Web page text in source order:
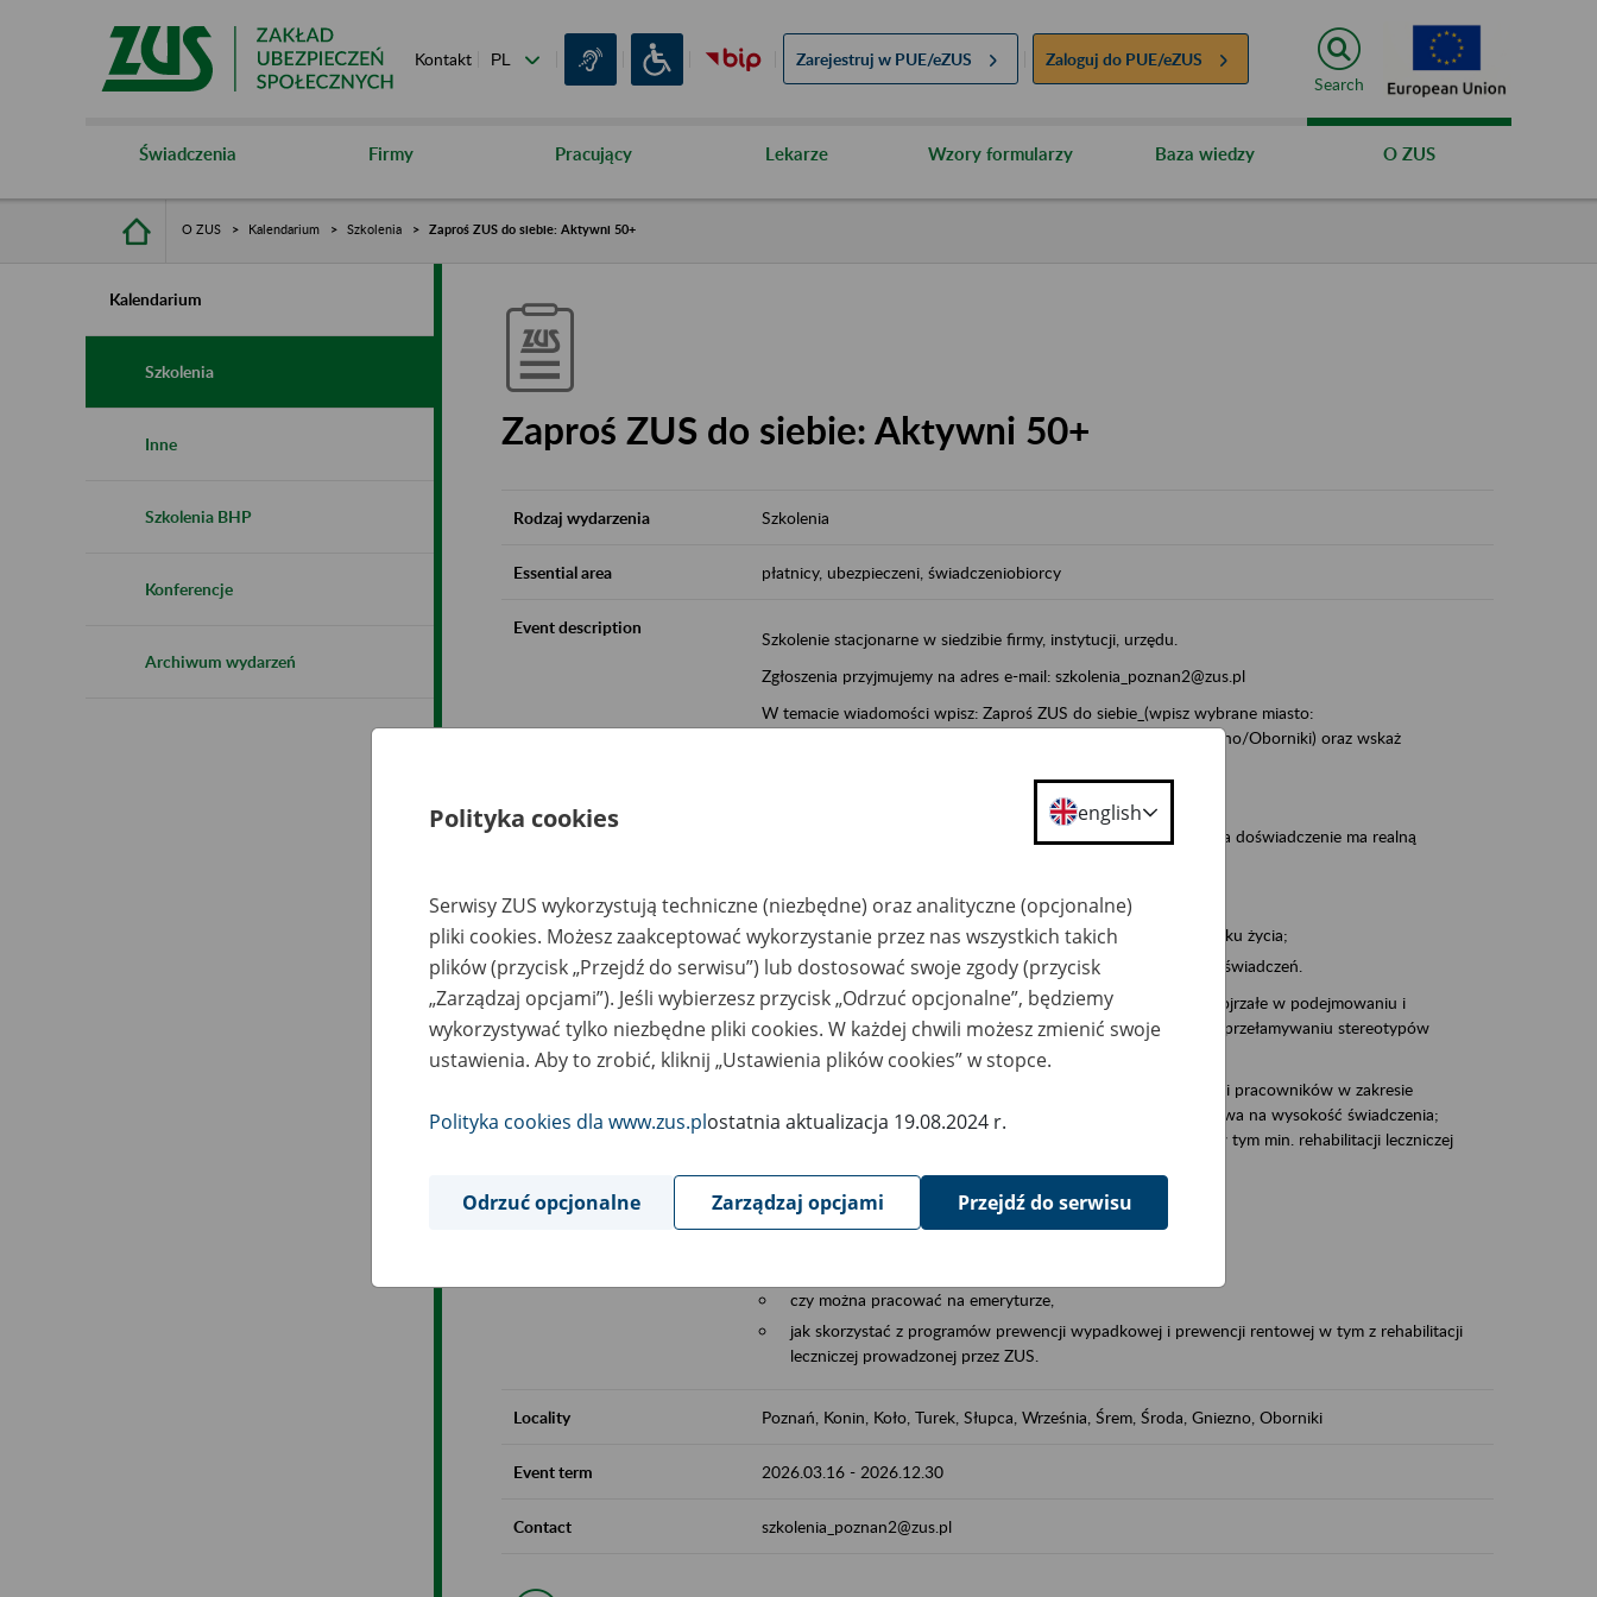
Kontakt Zarejestruj w PUE/eZUS Zaloguj do PUE/eZUS
Search
Świadczenia Firmy Pracujący Lekarze Wzory formularzy Baza wiedzy O ZUS
O ZUS Kalendarium Szkolenia Zaproś ZUS do siebie: Aktywni 50+
Kalendarium
Szkolenia
Inne
Szkolenia BHP
Konferencje
Archiwum wydarzeń
Zaproś ZUS do siebie: Aktywni 50+
Rodzaj wydarzenia Szkolenia
Essential area płatnicy, ubezpieczeni, świadczeniobiorcy
Event description
Szkolenie stacjonarne w siedzibie firmy, instytucji, urzędu.
Zgłoszenia przyjmujemy na adres e-mail: szkolenia_poznan2@zus.pl
W temacie wiadomości wpisz: Zaproś ZUS do siebie_(wpisz wybrane miasto:
Poznań/Konin/Koło/Turek/Słupca/Września/Śrem/Środa/Gniezno/Oborniki) oraz wskaż
Aktywni 50+ to inicjatywa, która pokazuje, że wiek jest atutem, a doświadczenie ma realną
Program ten to:
promocja aktywności zawodowej osób po pięćdziesiątym roku życia;
zachęcanie do świadomego planowania kariery i przyszłych świadczeń.
ZUS przez działania informacyjne i edukacyjne wspiera osoby dojrzałe w podejmowaniu i
kontynuowaniu aktywności zawodowej, dbaniu o zdrowie oraz przełamywaniu stereotypów
związanych z wiekiem.
Aktywni 50+ to współpraca ZUS z organizacjami pracodawców i pracowników w zakresie
edukowania nt. systemu emerytalnego w Polsce – tego co wpływa na wysokość świadczenia;
działań z obszaru prewencji wypadkowej i prewencji rentowej w tym min. rehabilitacji leczniczej
W ramach inicjatywy Aktywni 50+, ZUS edukuje:
czy można pracować na emeryturze,
jak skorzystać z programów prewencji wypadkowej i prewencji rentowej w tym z rehabilitacji
leczniczej prowadzonej przez ZUS.
Locality Poznań, Konin, Koło, Turek, Słupca, Września, Śrem, Środa, Gniezno, Oborniki
Event term 2026.03.16 - 2026.12.30
Contact szkolenia_poznan2@zus.pl
Polityka cookies english
Serwisy ZUS wykorzystują techniczne (niezbędne) oraz analityczne (opcjonalne)
pliki cookies. Możesz zaakceptować wykorzystanie przez nas wszystkich takich
plików (przycisk „Przejdź do serwisu”) lub dostosować swoje zgody (przycisk
„Zarządzaj opcjami”). Jeśli wybierzesz przycisk „Odrzuć opcjonalne”, będziemy
wykorzystywać tylko niezbędne pliki cookies. W każdej chwili możesz zmienić swoje
ustawienia. Aby to zrobić, kliknij „Ustawienia plików cookies” w stopce.
Polityka cookies dla www.zus.plostatnia aktualizacja 19.08.2024 r.
Odrzuć opcjonalne Zarządzaj opcjami Przejdź do serwisu